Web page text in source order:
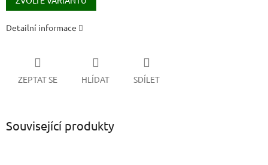
Detailní informace
ZEPTAT SE HLÍDAT SDÍLET
Související produkty